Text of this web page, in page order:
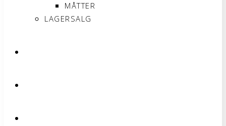
MÅTTER
LAGERSALG